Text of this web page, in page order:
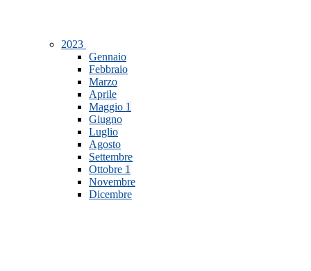
2023
Gennaio
Febbraio
Marzo
Aprile
Maggio 1
Giugno
Luglio
Agosto
Settembre
Ottobre 1
Novembre
Dicembre